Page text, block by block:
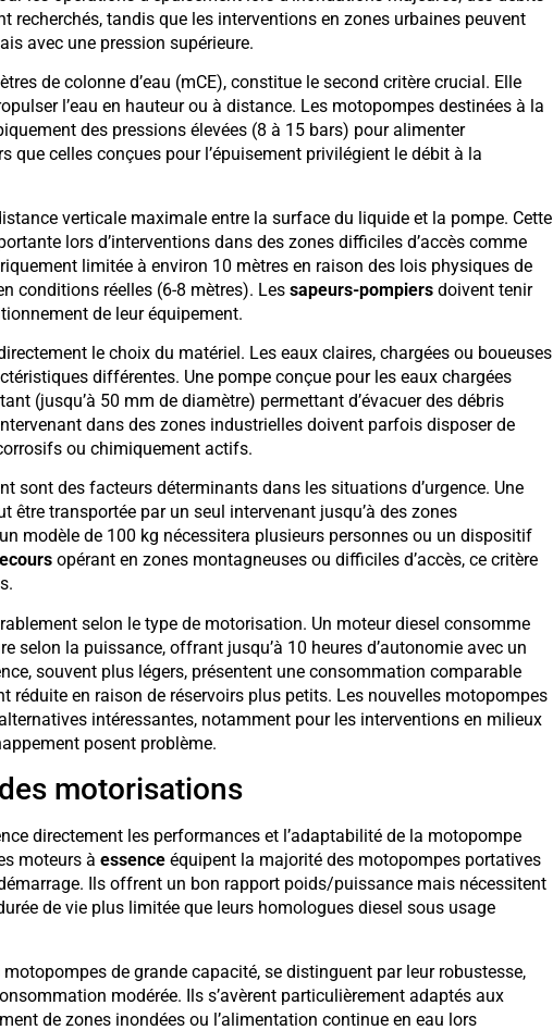
recherchés, tandis que les interventions en zones urbaines peuvent
avec une pression supérieure.
de colonne d’eau (mCE), constitue le second critère crucial. Elle
l’eau en hauteur ou à distance. Les motopompes destinées à la
des pressions élevées (8 à 15 bars) pour alimenter
que celles conçues pour l’épuisement privilégient le débit à la
verticale maximale entre la surface du liquide et la pompe. Cette
lors d’interventions dans des zones difficiles d’accès comme
limitée à environ 10 mètres en raison des lois physiques de
conditions réelles (6-8 mètres). Les sapeurs-pompiersdoivent tenir
de leur équipement.
le choix du matériel. Les eaux claires, chargées ou boueuses
différentes. Une pompe conçue pour les eaux chargées
(jusqu’à 50 mm de diamètre) permettant d’évacuer des débris
dans des zones industrielles doivent parfois disposer de
ou chimiquement actifs.
sont des facteurs déterminants dans les situations d’urgence. Une
être transportée par un seul intervenant jusqu’à des zones
modèle de 100 kg nécessitera plusieurs personnes ou un dispositif
opérant en zones montagneuses ou difficiles d’accès, ce critère
selon le type de motorisation. Un moteur diesel consomme
selon la puissance, offrant jusqu’à 10 heures d’autonomie avec un
souvent plus légers, présentent une consommation comparable
réduite en raison de réservoirs plus petits. Les nouvelles motopompes
intéressantes, notamment pour les interventions en milieux
posent problème.
motorisations
directement les performances et l’adaptabilité de la motopompe
moteurs à essenceéquipent la majorité des motopompes portatives
Ils offrent un bon rapport poids/puissance mais nécessitent
de vie plus limitée que leurs homologues diesel sous usage
de grande capacité, se distinguent par leur robustesse,
modérée. Ils s’avèrent particulièrement adaptés aux
de zones inondées ou l’alimentation continue en eau lors